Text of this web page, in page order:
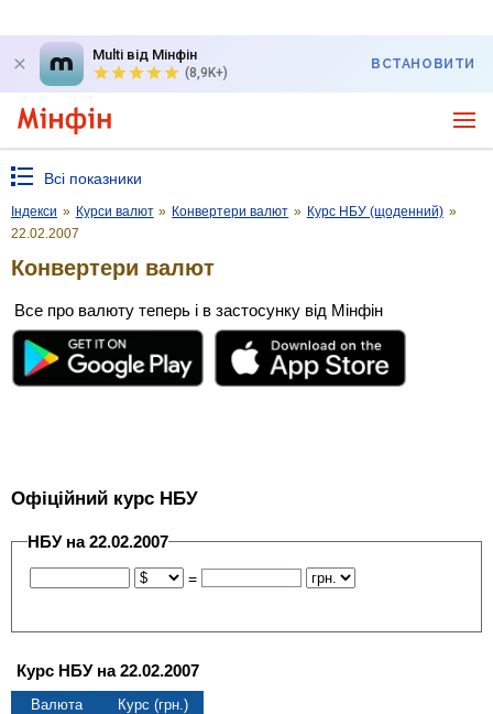
Multi від Мінфін
(8,9K+)
ВСТАНОВИТИ
Всі показники
Індекси » Курси валют » Конвертери валют » Курс НБУ (щоденний) »
22.02.2007
Конвертери валют
Все про валюту теперь і в застосунку від Мінфін
Офіційний курс НБУ
НБУ на 22.02.2007
=
Курс НБУ на 22.02.2007
Валюта
Курс (грн.)